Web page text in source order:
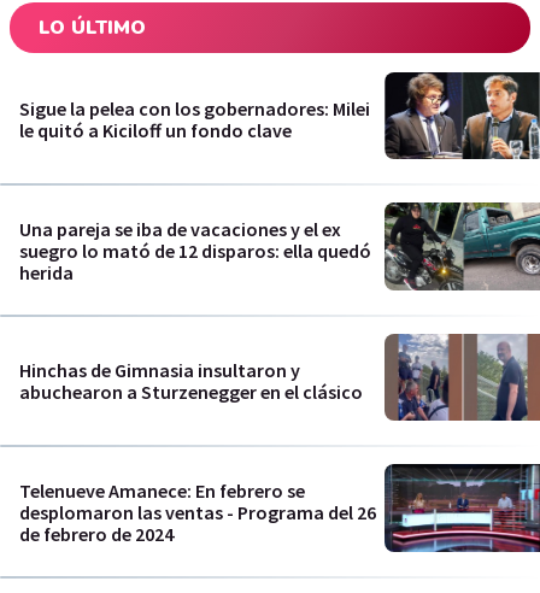
LO ÚLTIMO
Sigue la pelea con los gobernadores: Milei
le quitó a Kiciloff un fondo clave
Una pareja se iba de vacaciones y el ex
suegro lo mató de 12 disparos: ella quedó
herida
Hinchas de Gimnasia insultaron y
abuchearon a Sturzenegger en el clásico
Telenueve Amanece: En febrero se
desplomaron las ventas - Programa del 26
de febrero de 2024